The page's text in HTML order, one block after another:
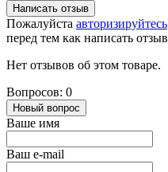
Написать отзыв
Пожалуйста авторизируйтесь
перед тем как написать отзыв
Нет отзывов об этом товаре.
Вопросов: 0
Новый вопрос
Ваше имя
Ваш e-mail